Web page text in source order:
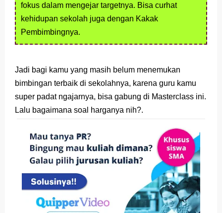
fokus dalam mengejar targetnya. Bisa curhat
kehidupan sekolah juga dengan Kakak
Pembimbingnya.
Jadi bagi kamu yang masih belum menemukan
bimbingan terbaik di sekolahnya, karena guru kamu
super padat ngajarnya, bisa gabung di Masterclass ini.
Lalu bagaimana soal harganya nih?.